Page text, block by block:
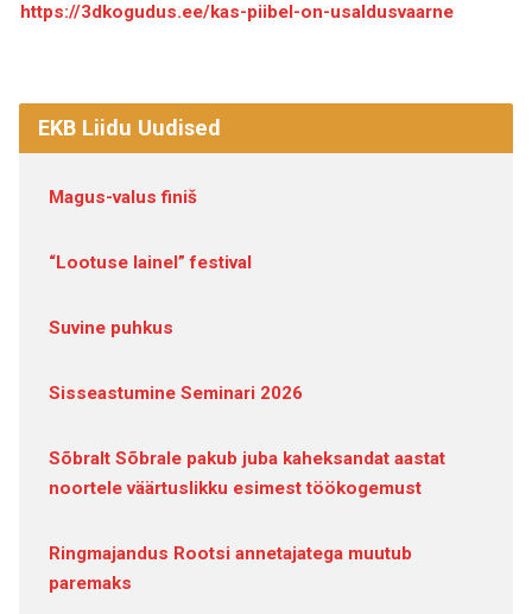
https://3dkogudus.ee/kas-piibel-on-usaldusvaarne
EKB Liidu Uudised
Magus-valus finiš
“Lootuse lainel” festival
Suvine puhkus
Sisseastumine Seminari 2026
Sõbralt Sõbrale pakub juba kaheksandat aastat
noortele väärtuslikku esimest töökogemust
Ringmajandus Rootsi annetajatega muutub
paremaks